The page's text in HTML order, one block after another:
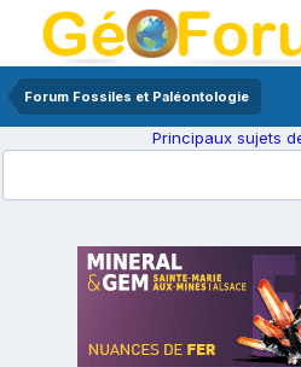
Forum Fossiles et Paléontologie
Principaux sujets